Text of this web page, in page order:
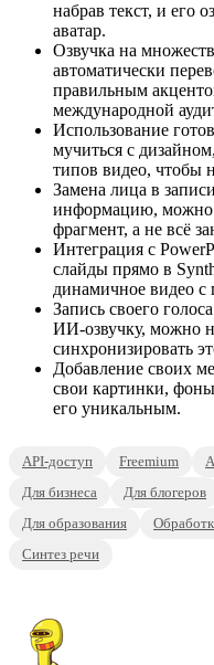
набрав текст, и его
аватар.
Озвучка на
автоматически
правильным
международной
Использование
мучиться с
типов видео, чтобы
Замена лица в
информацию, можно
фрагмент, а не всё
Интеграция с
слайды прямо в
динамичное видео
Запись своего
ИИ-озвучку, можно
синхронизировать
Добавление своих
свои картинки,
его уникальным.
API-доступ Freemium
Для бизнеса
Для блогеров
Для образования
Синтез речи